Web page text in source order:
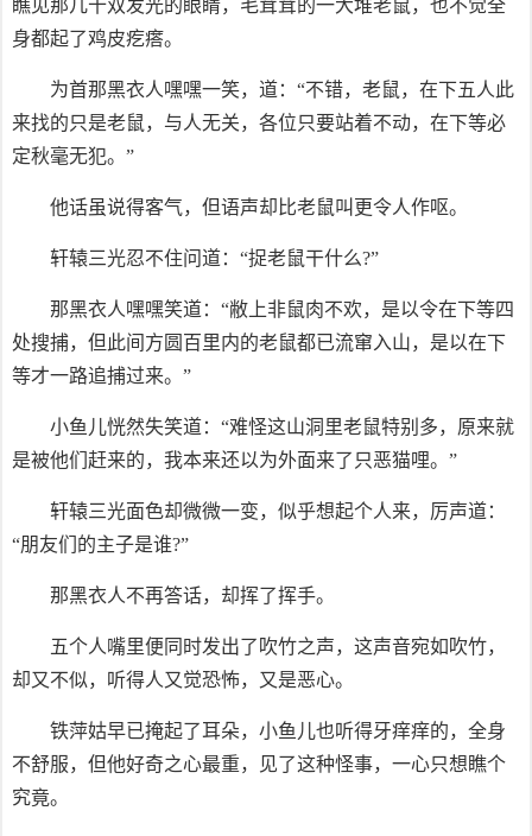
瞧见那几十双发光的眼睛，毛茸茸的一大堆老鼠，也不觉全
身都起了鸡皮疙瘩。
为首那黑衣人嘿嘿一笑，道：“不错，老鼠，在下五人此
来找的只是老鼠，与人无关，各位只要站着不动，在下等必
定秋毫无犯。”
他话虽说得客气，但语声却比老鼠叫更令人作呕。
轩辕三光忍不住问道：“捉老鼠干什么?”
那黑衣人嘿嘿笑道：“敝上非鼠肉不欢，是以令在下等四
处搜捕，但此间方圆百里内的老鼠都已流窜入山，是以在下
等才一路追捕过来。”
小鱼儿恍然失笑道：“难怪这山洞里老鼠特别多，原来就
是被他们赶来的，我本来还以为外面来了只恶猫哩。”
轩辕三光面色却微微一变，似乎想起个人来，厉声道：
“朋友们的主子是谁?”
那黑衣人不再答话，却挥了挥手。
五个人嘴里便同时发出了吹竹之声，这声音宛如吹竹，
却又不似，听得人又觉恐怖，又是恶心。
铁萍姑早已掩起了耳朵，小鱼儿也听得牙痒痒的，全身
不舒服，但他好奇之心最重，见了这种怪事，一心只想瞧个
究竟。